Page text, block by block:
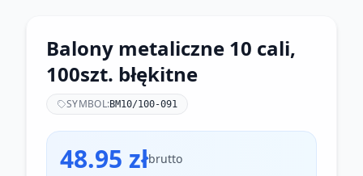
Balony metaliczne 10 cali,
100szt. błękitne
SYMBOL:BM10/100-091
48.95 złbrutto